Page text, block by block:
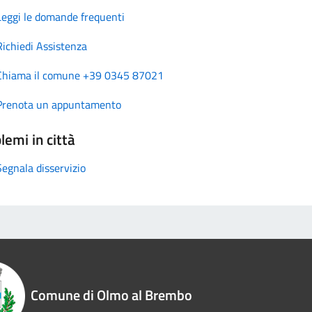
le domande frequenti
Assistenza
il comune +39 0345 87021
un appuntamento
in città
disservizio
Comune di Olmo al Brembo